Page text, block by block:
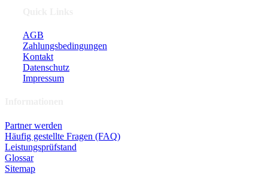
AGB
Zahlungsbedingungen
Kontakt
Datenschutz
Impressum
Partner werden
Häufig gestellte Fragen (FAQ)
Leistungsprüfstand
Glossar
Sitemap